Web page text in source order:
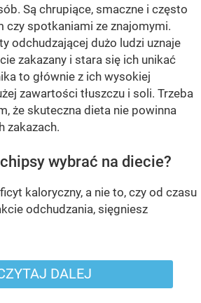
Są chrupiące, smaczne i często
czy spotkaniami ze znajomymi.
odchudzającej dużo ludzi uznaje
zakazany i stara się ich unikać
to głównie z ich wysokiej
zawartości tłuszczu i soli. Trzeba
że skuteczna dieta nie powinna
zakazach.
wybrać na diecie?
kaloryczny, a nie to, czy od czasu
odchudzania, sięgniesz
DALEJ